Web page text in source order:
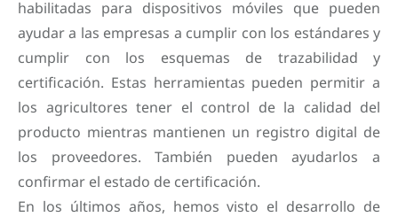
habilitadas para dispositivos móviles que pueden
ayudar a las empresas a cumplir con los estándares y
cumplir con los esquemas de trazabilidad y
certificación. Estas herramientas pueden permitir a
los agricultores tener el control de la calidad del
producto mientras mantienen un registro digital de
los proveedores. También pueden ayudarlos a
confirmar el estado de certificación.
En los últimos años, hemos visto el desarrollo de